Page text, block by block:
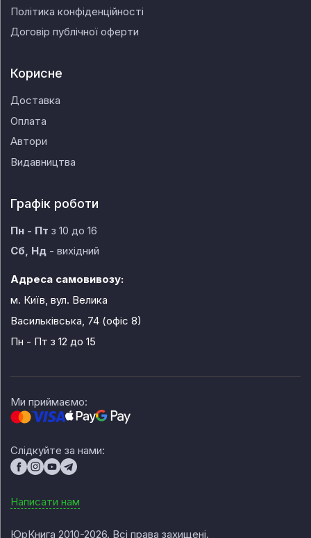
Політика конфіденційності
Договір публічної оферти
Корисне
Доставка
Оплата
Автори
Видавництва
Графік роботи
Пн - Пт з 10 до 16
Сб, Нд - вихідний
Адреса самовивозу:
м. Київ, вул. Велика
Васильківська, 74 (офіс 8)
Пн - Пт з 12 до 15
Ми приймаємо:
Слідкуйте за нами:
Написати нам
ЮрКнига 2010-2026. Всі права захищені.